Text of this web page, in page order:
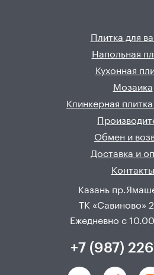
Плитка для
Напольная
Кухонная
Мозаика
Клинкерная
Обмен и
Доставка и
Контакты
Казань
ТК «Савиново»
Ежедневно с
+7 (987)